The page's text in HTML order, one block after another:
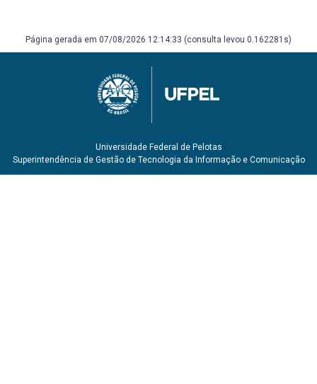
Página gerada em 07/08/2026 12:14:33 (consulta levou 0.162281s)
Universidade Federal de Pelotas
Superintendência de Gestão de Tecnologia da Informação e Comunicação